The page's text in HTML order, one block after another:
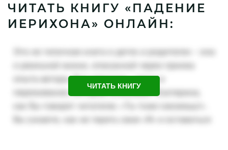
ЧИТАТЬ КНИГУ «ПАДЕНИЕ
ИЕРИХОНА» ОНЛАЙН:
ЧИТАТЬ КНИГУ